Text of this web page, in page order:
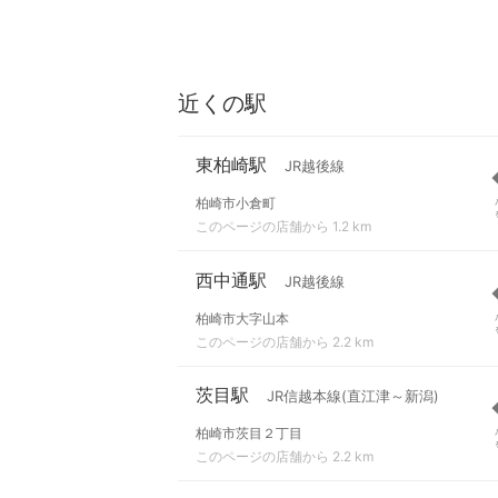
近くの駅
東柏崎駅 JR越後線
柏崎市小倉町
このページの店舗から 1.2 km
西中通駅 JR越後線
柏崎市大字山本
このページの店舗から 2.2 km
茨目駅 JR信越本線(直江津～新潟)
柏崎市茨目２丁目
このページの店舗から 2.2 km